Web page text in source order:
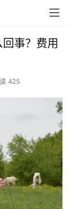
事？费用
425